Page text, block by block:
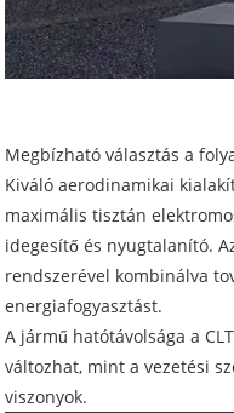
Megbízható választás a
Kiváló aerodinamikai
maximális tisztán
idegesítő és nyugtalanító.
rendszerével kombinálva
energiafogyasztást.
A jármű hatótávolsága a
változhat, mint a vezetési
viszonyok.